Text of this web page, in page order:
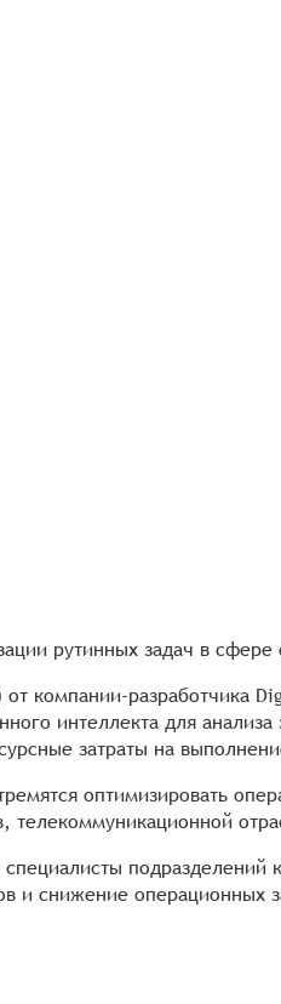
рутинных задач в
компании-разработчика
интеллекта для
затраты на
оптимизировать
телекоммуникационной
и снижение операционных